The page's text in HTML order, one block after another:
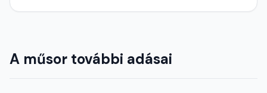
A műsor további adásai